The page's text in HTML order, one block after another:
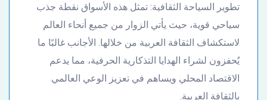
تطوير السياحة الثقافية: تمثل هذه الأسواق نقطة جذب
سياحي قوية، حيث يأتي الزوار من جميع أنحاء العالم
لاستكشاف الثقافة العربية من خلالها. الأجانب غالبًا ما
يُحفزون لشراء الهدايا التذكارية الحرفية، مما يدعم
الاقتصاد المحلي ويساهم في تعزيز الوعي العالمي
بالثقافة العربية.